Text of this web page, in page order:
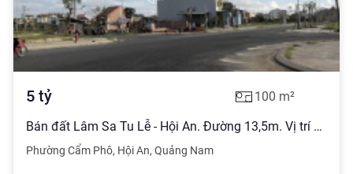
5 tỷ 100 m²
Bán đất Lâm Sa Tu Lễ - Hội An. Đường 13,5m. Vị trí đắc địa Trung Tâm TP Hội An
Phường Cẩm Phô, Hội An, Quảng Nam